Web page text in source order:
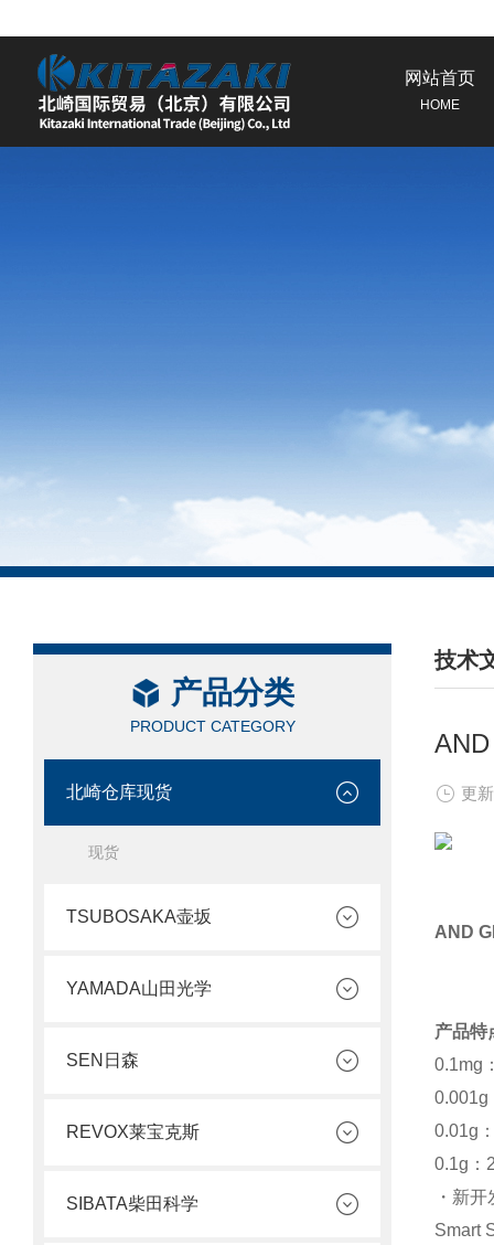
网站首页
HOME
产品分类
PRODUCT CATEGORY
北崎仓库现货
现货
TSUBOSAKA壶坂
YAMADA山田光学
SEN日森
REVOX莱宝克斯
SIBATA柴田科学
技术
/
更
AND
产品特
0.1mg
0.001g
0.01g
0.1g：
・新
Smart